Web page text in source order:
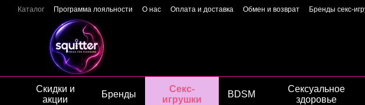
Перейти к основному контенту
Каталог Программа лояльности О нас Оплата и доставка Обмен и возврат Бренды секс-
Отзывы о магазине
Скидки и
акции
Бренды
Секс-
игрушки
BDSM
Сексуальное
здоровье